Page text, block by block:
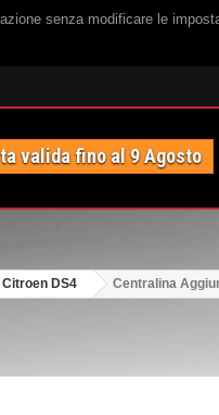
senza modificare le
valida fino al 9 Agosto
Citroen DS4 Centralina